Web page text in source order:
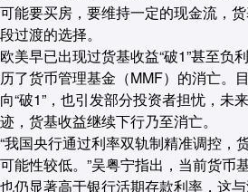
可能要买房，要维持一定的现金流，
段过渡的选择。
欧美早已出现过货基收益“破1”甚至负
历了货币管理基金（MMF）的消亡。
向“破1”，也引发部分投资者担忧，未
迹，货基收益继续下行乃至消亡。
“我国央行通过利率双轨制精准调控，
可能性较低。”吴粤宁指出，当前货币
也仍显著高于银行活期存款利率，这